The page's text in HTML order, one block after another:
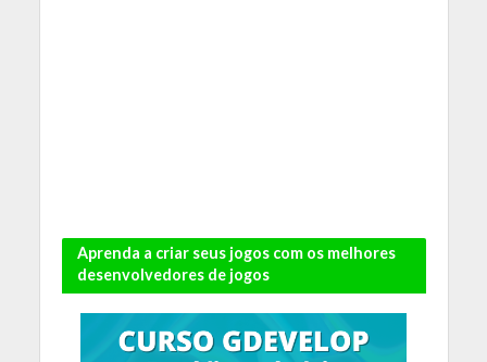
Aprenda a criar seus jogos com os melhores
desenvolvedores de jogos